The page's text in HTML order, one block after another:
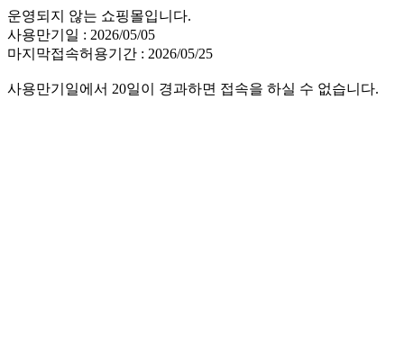
운영되지 않는 쇼핑몰입니다.
사용만기일 : 2026/05/05
마지막접속허용기간 : 2026/05/25
사용만기일에서 20일이 경과하면 접속을 하실 수 없습니다.